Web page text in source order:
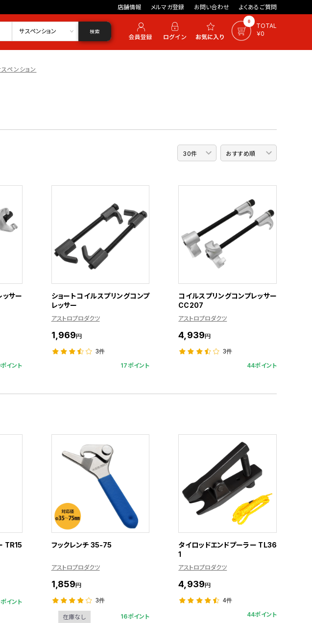
店舗情報 メルマガ登録 お問い合わせ よくあるご質問
0
TOTAL
￥0
サスペンション 検索
スペンション
ッサー
イント
ショートコイルスプリングコンプ
レッサー
アストロプロダクツ
1,969円
3件
17ポイント
コイルスプリングコンプレッサー
CC207
アストロプロダクツ
4,939円
3件
44ポイント
TR15
イント
フックレンチ 35-75
アストロプロダクツ
1,859円
3件
在庫なし 16ポイント
タイロッドエンドプーラー TL36
1
アストロプロダクツ
4,939円
4件
44ポイント